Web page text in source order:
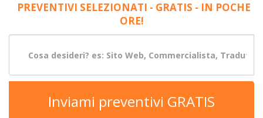
PREVENTIVI SELEZIONATI - GRATIS - IN POCHE
ORE!
Inviami preventivi GRATIS